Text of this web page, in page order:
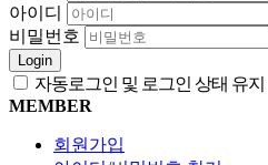
아이디
비밀번호
Login
자동로그인 및 로그인 상태 유지
MEMBER
회원가입